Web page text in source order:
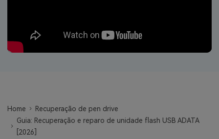
Home
Recuperação de pen drive
Guia: Recuperação e reparo de unidade flash USB ADATA
[2026]